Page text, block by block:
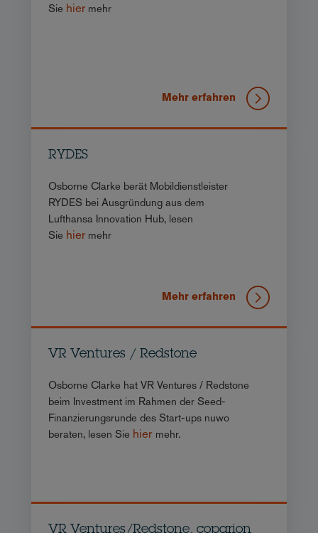
Sie hiermehr
Mehr erfahren
RYDES
Osborne Clarke berät Mobildienstleister
RYDES bei Ausgründung aus dem
Lufthansa Innovation Hub, lesen
Sie hiermehr
Mehr erfahren
VR Ventures / Redstone
Osborne Clarke hat VR Ventures / Redstone
beim Investment im Rahmen der Seed-
Finanzierungsrunde des Start-ups nuwo
beraten, lesen Sie hier mehr.